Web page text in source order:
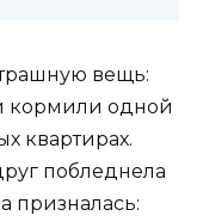
вещь:
кормили одной
квартирах.
побледнела
призналась: